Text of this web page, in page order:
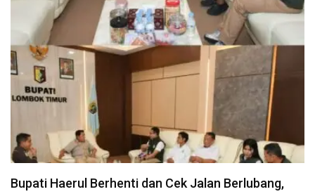
Bupati Haerul Berhenti dan Cek Jalan Berlubang,